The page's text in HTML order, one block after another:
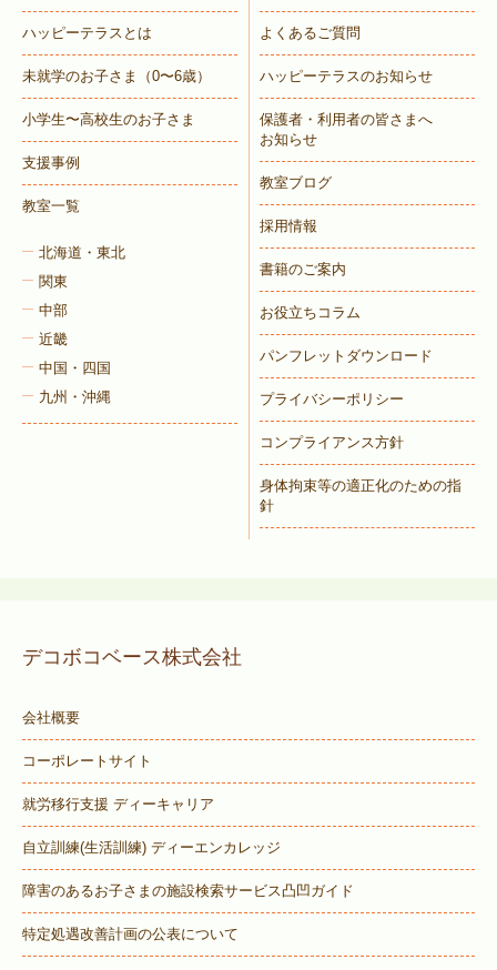
ハッピーテラスとは
未就学のお子さま （0〜6歳）
小学生〜高校生のお子さま
支援事例
教室一覧
北海道・東北
関東
中部
近畿
中国・四国
九州・沖縄
よくあるご質問
ハッピーテラスのお知らせ
保護者・利用者の皆さまへ
お知らせ
教室ブログ
採用情報
書籍のご案内
お役立ちコラム
パンフレットダウンロード
プライバシーポリシー
コンプライアンス方針
身体拘束等の適正化のための指
針
デコボコベース株式会社
会社概要
コーポレートサイト
就労移行支援 ディーキャリア
自立訓練(生活訓練) ディーエンカレッジ
障害のあるお子さまの施設検索サービス凸凹ガイド
特定処遇改善計画の公表について